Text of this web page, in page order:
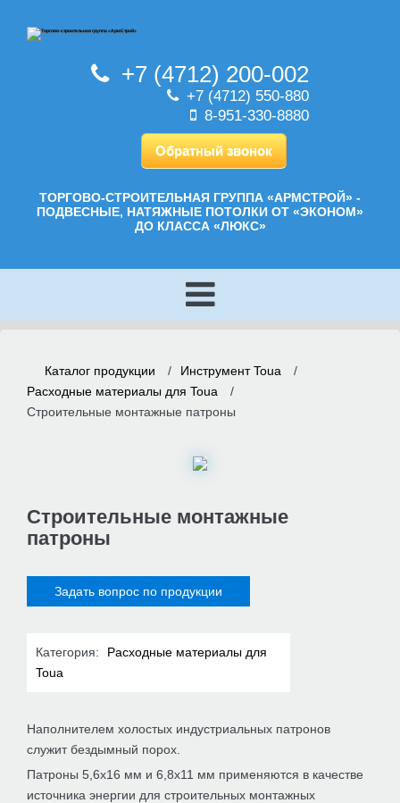
+7 (4712) 200-002
+7 (4712) 550-880
8-951-330-8880
Обратный звонок
ТОРГОВО-СТРОИТЕЛЬНАЯ ГРУППА «АРМСТРОЙ» -
ПОДВЕСНЫЕ, НАТЯЖНЫЕ ПОТОЛКИ ОТ «ЭКОНОМ»
ДО КЛАССА «ЛЮКС»
Каталог продукции / Инструмент Toua
/
Расходные материалы для Toua
/
Строительные монтажные патроны
Строительные монтажные
патроны
Задать вопрос по продукции
Категория:
Расходные материалы для
Toua
Наполнителем холостых индустриальных патронов
служит бездымный порох.
Патроны 5,6х16 мм и 6,8х11 мм применяются в качестве
источника энергии для строительных монтажных